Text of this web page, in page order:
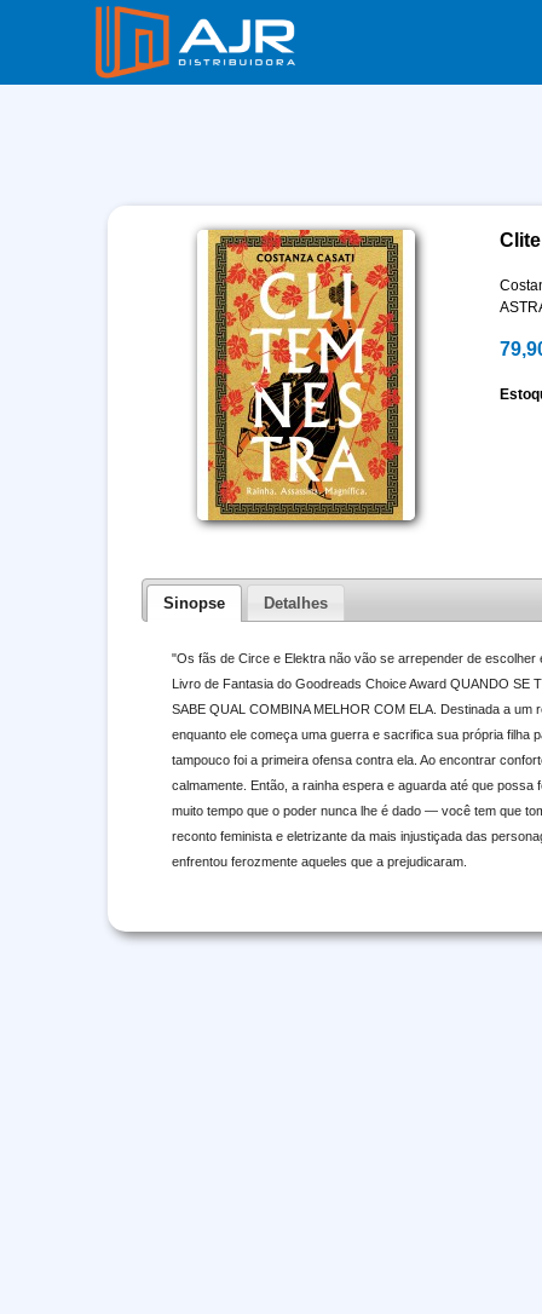
Sinopse Detalhes
"Os fãs de Circe e Elektra não vão se arrepender de
Livro de Fantasia do Goodreads Choice Award QUANDO SE
SABE QUAL COMBINA MELHOR COM ELA. Destinada a
enquanto ele começa uma guerra e sacrifica sua própria filha
tampouco foi a primeira ofensa contra ela. Ao encontrar
calmamente. Então, a rainha espera e aguarda até que
muito tempo que o poder nunca lhe é dado — você tem que
reconto feminista e eletrizante da mais injustiçada das
enfrentou ferozmente aqueles que a prejudicaram.